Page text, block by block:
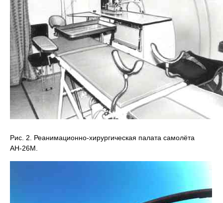
Рис. 2. Реанимационно-хирургическая палата самолёта
АН-26М.